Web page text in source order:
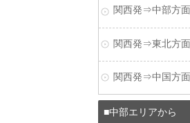
関西発⇒中部方
関西発⇒東北方
関西発⇒中国
中部エリアから